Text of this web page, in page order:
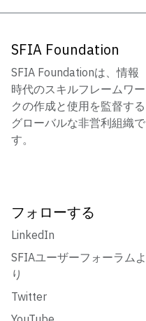
SFIA Foundation
SFIA Foundationは、情報
時代のスキルフレームワー
クの作成と使用を監督する
グローバルな非営利組織で
す。
フォローする
LinkedIn
SFIAユーザーフォーラムよ
り
Twitter